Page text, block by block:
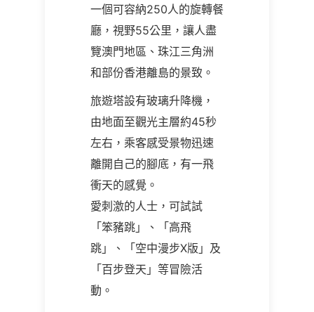
一個可容納250人的旋轉餐
廳，視野55公里，讓人盡
覽澳門地區、珠江三角洲
和部份香港離島的景致。
旅遊塔設有玻璃升降機，
由地面至觀光主層約45秒
左右，乘客感受景物迅速
離開自己的腳底，有一飛
衝天的感覺。
愛刺激的人士，可試試
「笨豬跳」、「高飛
跳」、「空中漫步X版」及
「百步登天」等冒險活
動。